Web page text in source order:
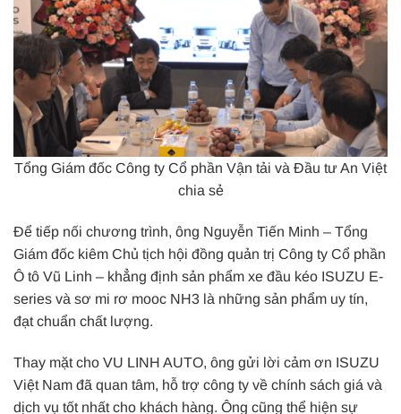
Tổng Giám đốc Công ty Cổ phần Vận tải và Đầu tư An Việt
chia sẻ
Để tiếp nối chương trình, ông Nguyễn Tiến Minh – Tổng
Giám đốc kiêm Chủ tịch hội đồng quản trị Công ty Cổ phần
Ô tô Vũ Linh – khẳng định sản phẩm xe đầu kéo ISUZU E-
series và sơ mi rơ mooc NH3 là những sản phẩm uy tín,
đạt chuẩn chất lượng.
Thay mặt cho VU LINH AUTO, ông gửi lời cảm ơn ISUZU
Việt Nam đã quan tâm, hỗ trợ công ty về chính sách giá và
dịch vụ tốt nhất cho khách hàng. Ông cũng thể hiện sự